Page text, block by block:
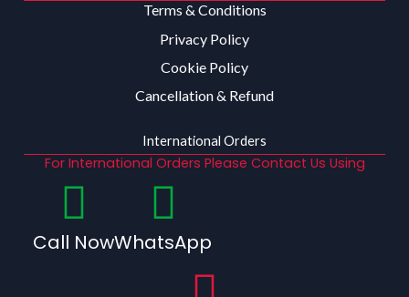
Terms & Conditions
Privacy Policy
Cookie Policy
Cancellation & Refund
International Orders
For International Orders Please Contact Us Using
Call NowWhatsApp